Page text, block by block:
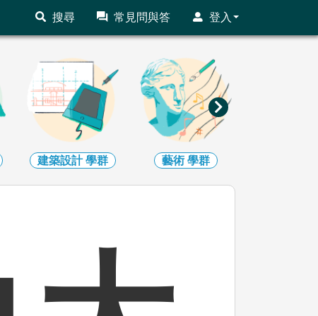
搜尋 常見問與答 登入
建築設計學群 藝術 學群